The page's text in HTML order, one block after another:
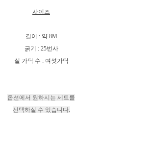
사이즈
길이 : 약 8M
굵기 : 25번사
실 가닥 수 : 여섯가닥
옵션에서 원하시는 세트를
선택하실 수 있습니다.